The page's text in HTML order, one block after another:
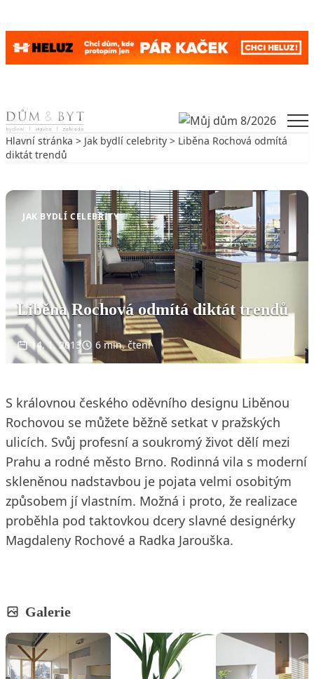
Skip to content
Hlavní stránka > Jak bydlí celebrity > Liběna Rochová odmítá
diktát trendů
JAK BYDLÍ CELEBRITY
Liběna Rochová odmítá diktát trendů
14. 1. 2013 6 min. čtení
S královnou českého oděvního designu Liběnou
Rochovou se můžete běžně setkat v pražských
ulicích. Svůj profesní a soukromý život dělí mezi
Prahu a rodné město Brno. Rodinná vila s moderní
skleněnou nadstavbou je pojata velmi osobitým
způsobem jí vlastním. Možná i proto, že realizace
proběhla pod taktovkou dcery slavné designérky
Magdaleny Rochové a Radka Jarouška.
Galerie